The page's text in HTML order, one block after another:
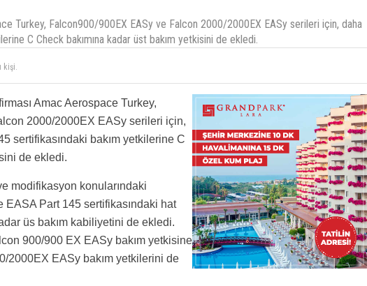
Turkey, Falcon900/900EX EASy ve Falcon 2000/2000EX EASy serileri için, daha
C Check bakımına kadar üst bakım yetkisini de ekledi.
yaptırılıyor kapsamlı işlerde şimdilik sıkıntı var onlarda yolun başında deneme yanılma usulü
kişi.
Amac Aerospace Turkey,
2000/2000EX EASy serileri için,
sertifikasındaki bakım yetkilerine C
de ekledi.
modifikasyon konularındaki
Part 145 sertifikasındaki hat
üs bakım kabiliyetini de ekledi.
900/900 EX EASy bakım yetkisine
2000EX EASy bakım yetkilerini de